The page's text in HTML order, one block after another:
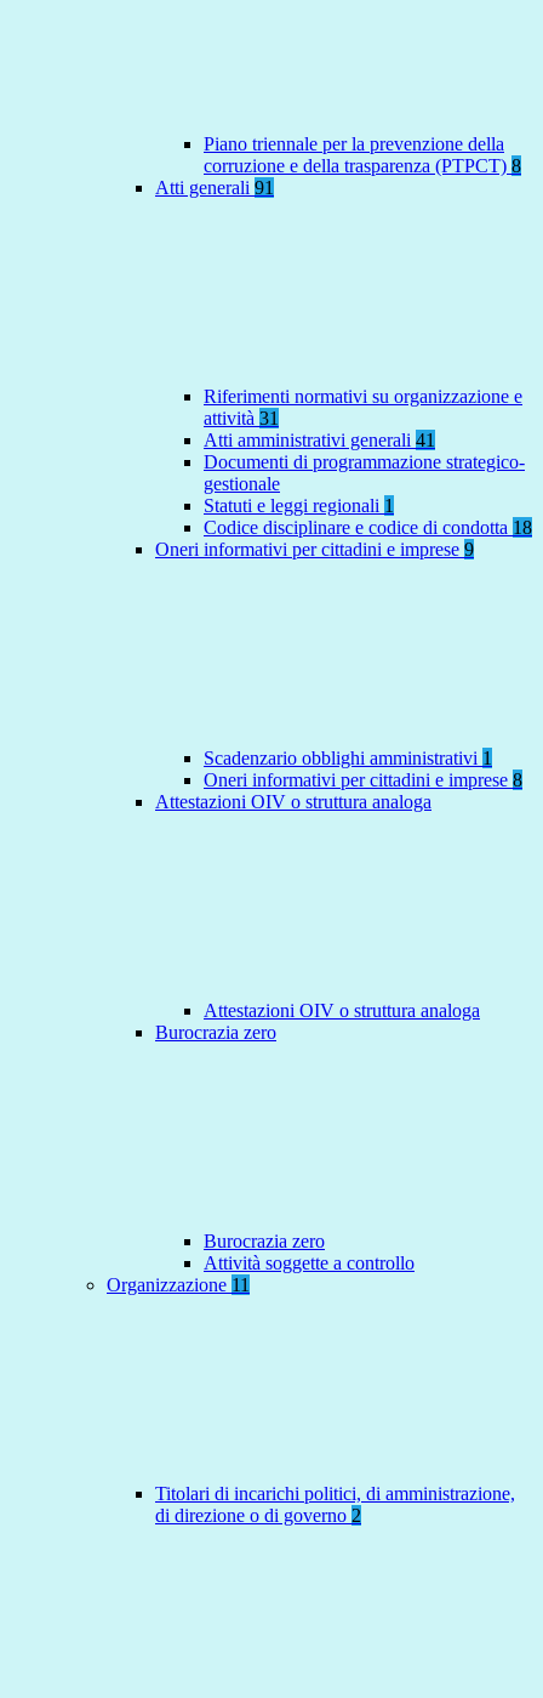
Piano triennale per la prevenzione della
corruzione e della trasparenza (PTPCT) 8
Atti generali 91
Riferimenti normativi su organizzazione e
attività 31
Atti amministrativi generali 41
Documenti di programmazione strategico-
gestionale
Statuti e leggi regionali 1
Codice disciplinare e codice di condotta 18
Oneri informativi per cittadini e imprese 9
Scadenzario obblighi amministrativi 1
Oneri informativi per cittadini e imprese 8
Attestazioni OIV o struttura analoga
Attestazioni OIV o struttura analoga
Burocrazia zero
Burocrazia zero
Attività soggette a controllo
Organizzazione 11
Titolari di incarichi politici, di amministrazione,
di direzione o di governo 2